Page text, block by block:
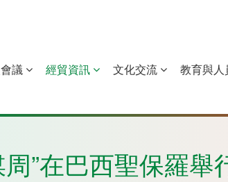
內亞 莫桑比克 葡萄牙
議 經貿資訊 文化交流 教育與人
”在巴西聖保羅舉